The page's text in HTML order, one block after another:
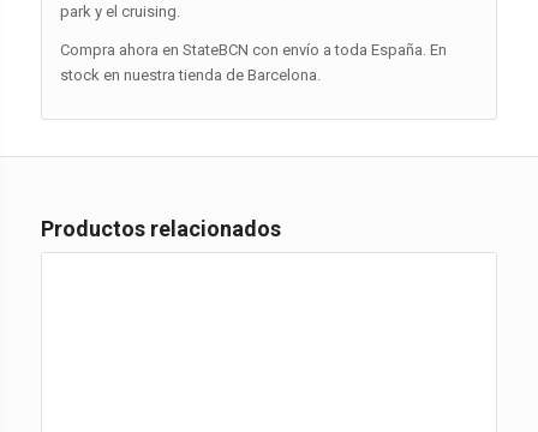
park y el cruising.
Compra ahora en StateBCN con envío a toda España. En
stock en nuestra tienda de Barcelona.
Productos relacionados